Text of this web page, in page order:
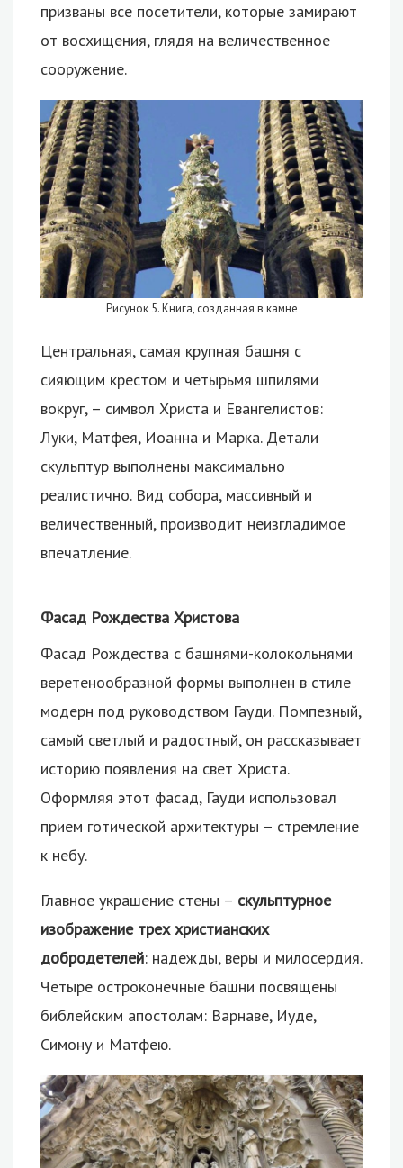
призваны все посетители, которые замирают
от восхищения, глядя на величественное
сооружение.
Рисунок 5. Книга, созданная в камне
Центральная, самая крупная башня с
сияющим крестом и четырьмя шпилями
вокруг, – символ Христа и Евангелистов:
Луки, Матфея, Иоанна и Марка. Детали
скульптур выполнены максимально
реалистично. Вид собора, массивный и
величественный, производит неизгладимое
впечатление.
Фасад Рождества Христова
Фасад Рождества с башнями-колокольнями
веретенообразной формы выполнен в стиле
модерн под руководством Гауди. Помпезный,
самый светлый и радостный, он рассказывает
историю появления на свет Христа.
Оформляя этот фасад, Гауди использовал
прием готической архитектуры – стремление
к небу.
Главное украшение стены – скульптурное
изображение трех христианских
добродетелей: надежды, веры и милосердия.
Четыре остроконечные башни посвящены
библейским апостолам: Варнаве, Иуде,
Симону и Матфею.